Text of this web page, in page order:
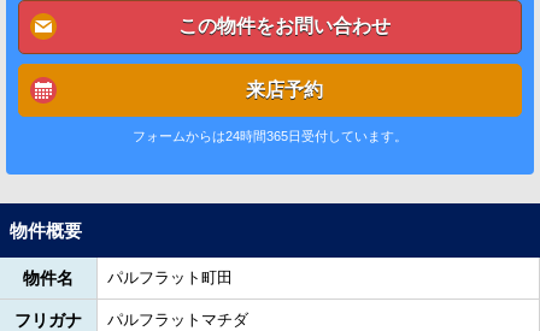
この物件をお問い合わせ
来店予約
フォームからは24時間365日受付しています。
物件概要
物件名 パルフラット町田
フリガナ パルフラットマチダ